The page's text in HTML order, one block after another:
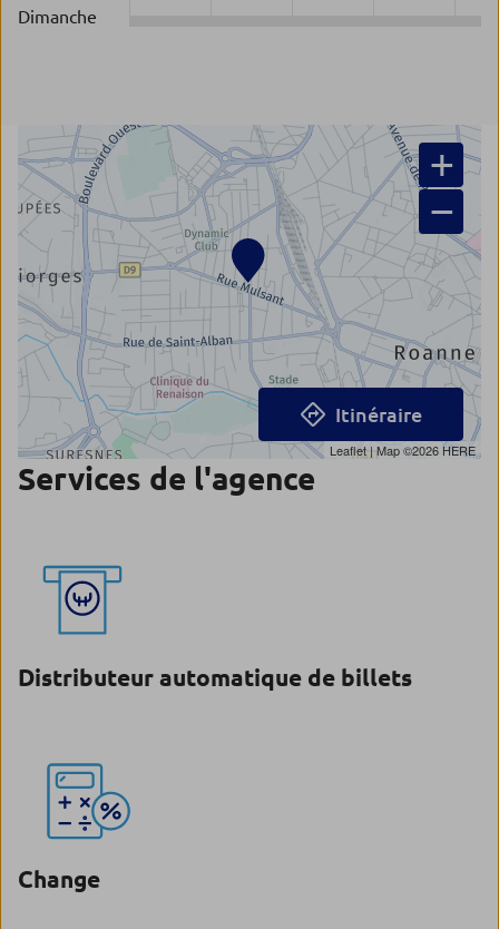
Dimanche
+
−
Leaflet | Map ©2026HERE
Itinéraire
Services de l'agence
Distributeur automatique de billets
Change